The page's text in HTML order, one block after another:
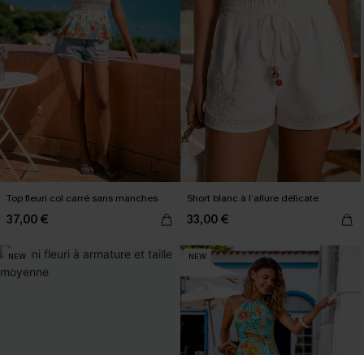
Top fleuri col carré sans manches
37,00 €
Short blanc à l’allure délicate
33,00 €
NEW NEW